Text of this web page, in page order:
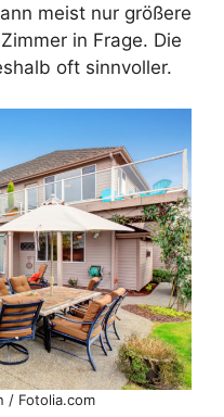
meist nur größere
in Frage. Die
oft sinnvoller.
/ Fotolia.com